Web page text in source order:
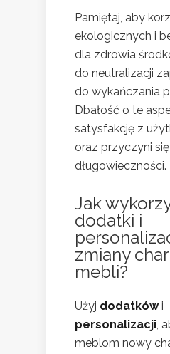
Pamiętaj, aby
ekologicznych i
dla zdrowia
do neutralizacji
do wykańczania
Dbałość o te
satysfakcję z
oraz przyczyni
długowieczności.
Jak
dodatki i
zmiany
mebli?
Użyj dodatkówi
personalizacji,
meblom nowy